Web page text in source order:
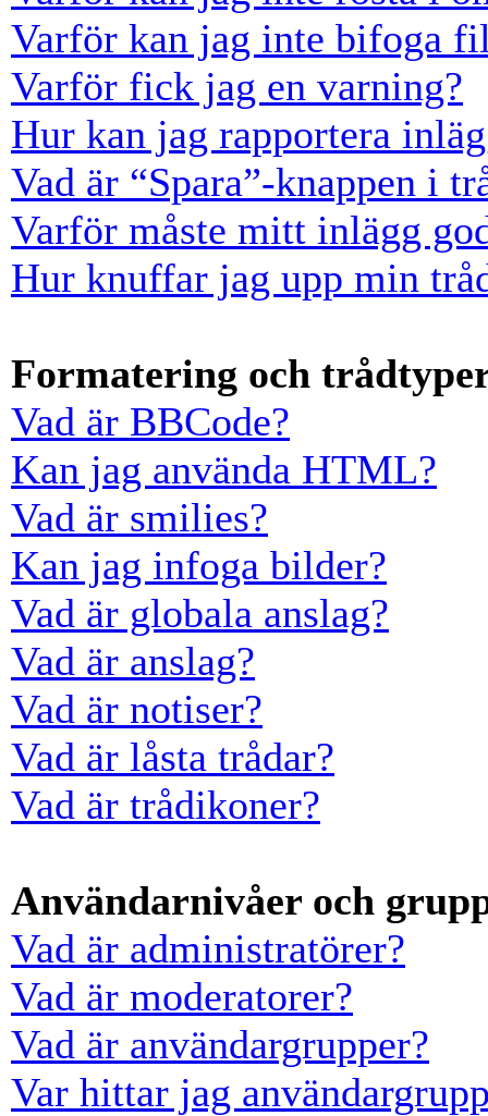
Varför kan jag inte bifoga
Varför fick jag en varning?
Hur kan jag rapportera
Vad är “Spara”-knappen i
Varför måste mitt inlägg
Hur knuffar jag upp min
Formatering och
Vad är BBCode?
Kan jag använda HTML?
Vad är smilies?
Kan jag infoga bilder?
Vad är globala anslag?
Vad är anslag?
Vad är notiser?
Vad är låsta trådar?
Vad är trådikoner?
Användarnivåer och
Vad är administratörer?
Vad är moderatorer?
Vad är användargrupper?
Var hittar jag